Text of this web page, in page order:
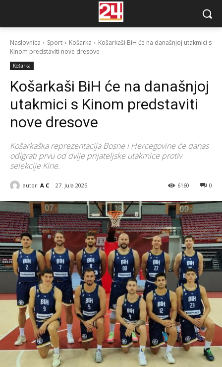
Naslovnica Sport Košarka
Košarkaši BiH će na današnjoj utakmici s
Kinom predstaviti nove dresove
Košarka
Košarkaši BiH će na današnjoj
utakmici s Kinom predstaviti
nove dresove
Košarkaška reprezentacija Bosne i Hercegovine će danas
odigrati prvu od dvije prijateljske utakmice protiv
selekcije Kine.
autor: A C 27. Jula 2025. 0
6160